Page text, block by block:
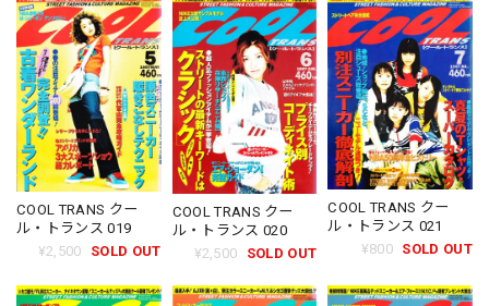
COOL TRANS クー
ル・トランス 019
¥2,500
SOLD OUT
COOL TRANS クー
ル・トランス 020
¥2,500
SOLD OUT
COOL TRANS クー
ル・トランス 021
¥800 SOLD OUT